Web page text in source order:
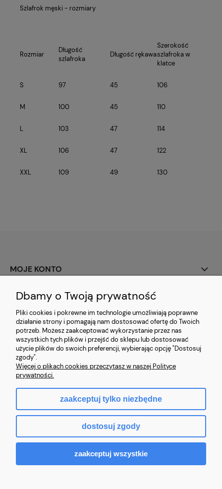
Szlafrok męski - rozmiary
Rozmiar
Długość
szlafroka
Długość rękawa
Szerokość
szlafroka w
klatce
S 97 45 106
M 100 45 110
L 103 47 114
XL 106 47 122
XXL 109 49 130
MOJE KONTO
PŁATNOŚCI I DOSTAWA
INFORMACJE
Złote Nici 2022
Sklep internetowy Shoper.pl
Dbamy o Twoją prywatność
Pliki cookies i pokrewne im technologie umożliwiają poprawne
działanie strony i pomagają nam dostosować ofertę do Twoich
potrzeb. Możesz zaakceptować wykorzystanie przez nas
wszystkich tych plików i przejść do sklepu lub dostosować
użycie plików do swoich preferencji, wybierając opcję "Dostosuj
zgody".
Więcej o plikach cookies przeczytasz w naszej Polityce
prywatności.
zaakceptuj tylko niezbędne
dostosuj zgody
zaakceptuj wszystkie